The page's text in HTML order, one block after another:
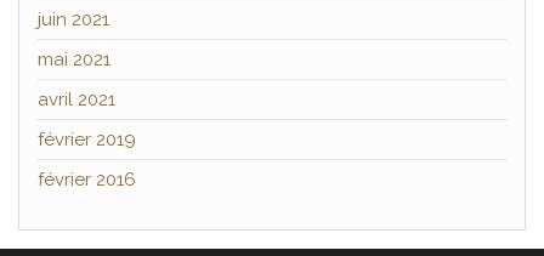
juin 2021
mai 2021
avril 2021
février 2019
février 2016